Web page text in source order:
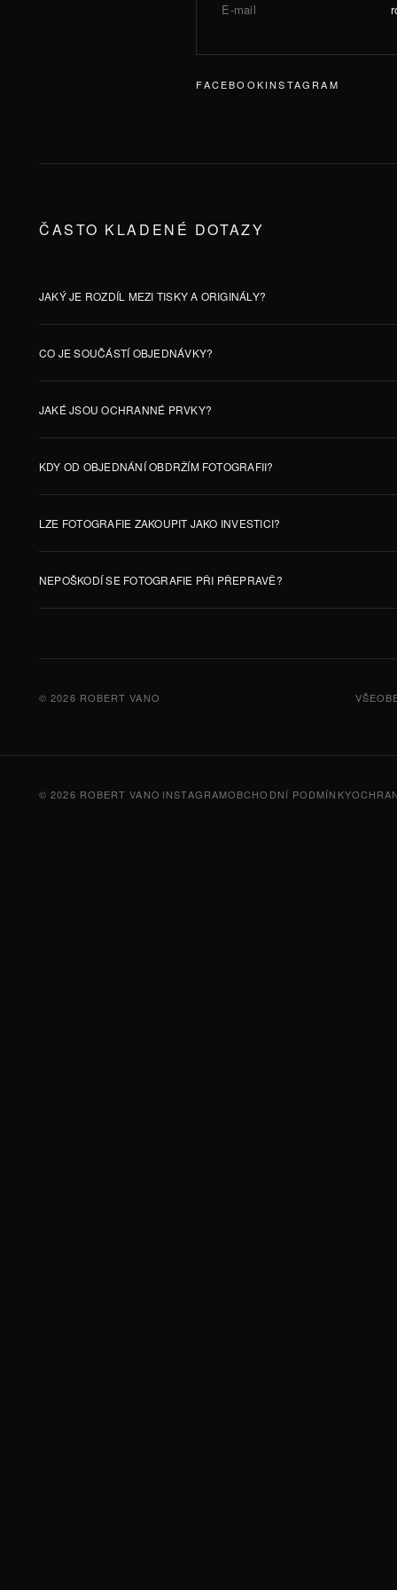
E-mail
FACEBOOKINSTAGRAM
ČASTO KLADENÉ DOTAZY
JAKÝ JE ROZDÍL MEZI TISKY A ORIGINÁLY?
CO JE SOUČÁSTÍ OBJEDNÁVKY?
JAKÉ JSOU OCHRANNÉ PRVKY?
KDY OD OBJEDNÁNÍ OBDRŽÍM FOTOGRAFII?
LZE FOTOGRAFIE ZAKOUPIT JAKO INVESTICI?
NEPOŠKODÍ SE FOTOGRAFIE PŘI PŘEPRAVĚ?
© 2026 ROBERT VANO
© 2026 ROBERT VANO INSTAGRAMOBCHODNÍ PODMÍNKY